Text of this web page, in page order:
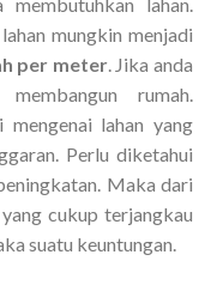
mungkin menjadi
per meter. Jika anda
rumah.
mengenai lahan yang
Perlu diketahui
Maka dari
cukup terjangkau
suatu keuntungan.